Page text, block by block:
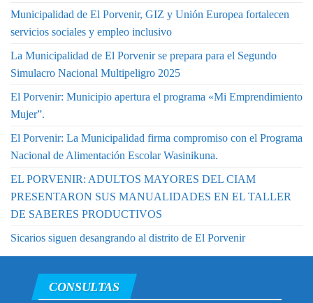
Municipalidad de El Porvenir, GIZ y Unión Europea fortalecen
servicios sociales y empleo inclusivo
La Municipalidad de El Porvenir se prepara para el Segundo
Simulacro Nacional Multipeligro 2025
El Porvenir: Municipio apertura el programa «Mi Emprendimiento
Mujer”.
El Porvenir: La Municipalidad firma compromiso con el Programa
Nacional de Alimentación Escolar Wasinikuna.
EL PORVENIR: ADULTOS MAYORES DEL CIAM
PRESENTARON SUS MANUALIDADES EN EL TALLER
DE SABERES PRODUCTIVOS
Sicarios siguen desangrando al distrito de El Porvenir
CONSULTAS